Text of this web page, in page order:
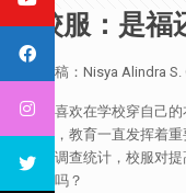
校服：是福
供稿：Nisya Alindra S.
你喜欢在学校穿自己
来，教育一直发挥着重
据调查统计，校服对
的吗？